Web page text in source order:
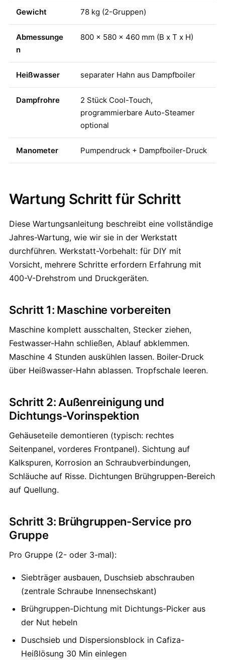
Gewicht 78 kg (2-Gruppen)
Abmessunge
n
800 x 580 x 460 mm (B x T x H)
Heißwasser separater Hahn aus Dampfboiler
Dampfrohre
2 Stück Cool-Touch,
programmierbare Auto-Steamer
optional
Manometer Pumpendruck + Dampfboiler-Druck
Wartung Schritt für Schritt
Diese Wartungsanleitung beschreibt eine vollständige
Jahres-Wartung, wie wir sie in der Werkstatt
durchführen. Werkstatt-Vorbehalt: für DIY mit
Vorsicht, mehrere Schritte erfordern Erfahrung mit
400-V-Drehstrom und Druckgeräten.
Schritt 1: Maschine vorbereiten
Maschine komplett ausschalten, Stecker ziehen,
Festwasser-Hahn schließen, Ablauf abklemmen.
Maschine 4 Stunden auskühlen lassen. Boiler-Druck
über Heißwasser-Hahn ablassen. Tropfschale leeren.
Schritt 2: Außenreinigung und
Dichtungs-Vorinspektion
Gehäuseteile demontieren (typisch: rechtes
Seitenpanel, vorderes Frontpanel). Sichtung auf
Kalkspuren, Korrosion an Schraubverbindungen,
Schläuche auf Risse. Dichtungen Brühgruppen-Bereich
auf Quellung.
Schritt 3: Brühgruppen-Service pro
Gruppe
Pro Gruppe (2- oder 3-mal):
Siebträger ausbauen, Duschsieb abschrauben
(zentrale Schraube Innensechskant)
Brühgruppen-Dichtung mit Dichtungs-Picker aus
der Nut hebeln
Duschsieb und Dispersionsblock in Cafiza-
Heißlösung 30 Min einlegen